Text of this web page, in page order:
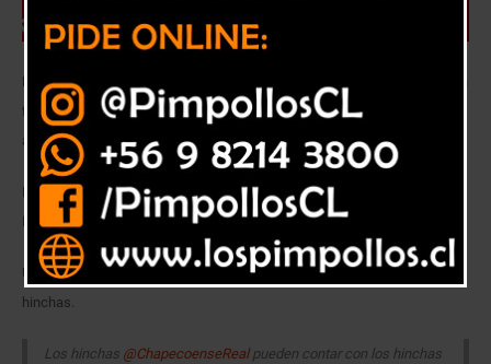
La idea es poder recibir hinchas cariocas en la fecha del 5 de febrero, a
fin que a la vuelta el 19 de febrero, algún calerano pueda viajar a Brasil
ahorrando en alojamiento.
En Europa esta iniciativa tuvo mucho éxito cuando se enfrentaron el
Mónaco y Borusia Dortmund.
Una muestra que el fútbol puede ser de unión entre los diferentes
hinchas.
Los hinchas @ChapecoenseRealpueden contar con los hinchas